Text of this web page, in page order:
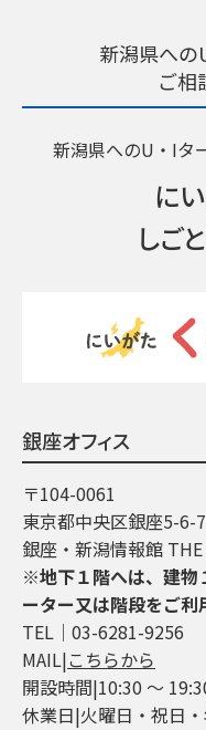
新潟県への
ご相
新潟県へのU・Iタ
に
しご
銀座オフィス
〒104-0061
東京都中央区銀座5-6-7
銀座・新潟情報館
※地下１階へは、建物
ーター又は階段をご利
TEL│03-6281-9256
MAIL|こちらから
開設時間|10:30 ～
休業日|火曜日・祝日